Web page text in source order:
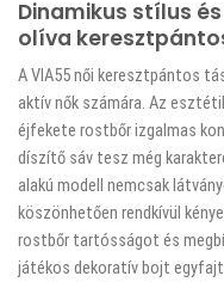
Dinamikus stílus
olíva
A VIA55 női keresztpántos
aktív nők számára. Az
éjfekete rostbőr izgalmas
díszítő sáv tesz még
alakú modell nemcsak
köszönhetően rendkívül
rostbőr tartósságot és
játékos dekoratív bojt